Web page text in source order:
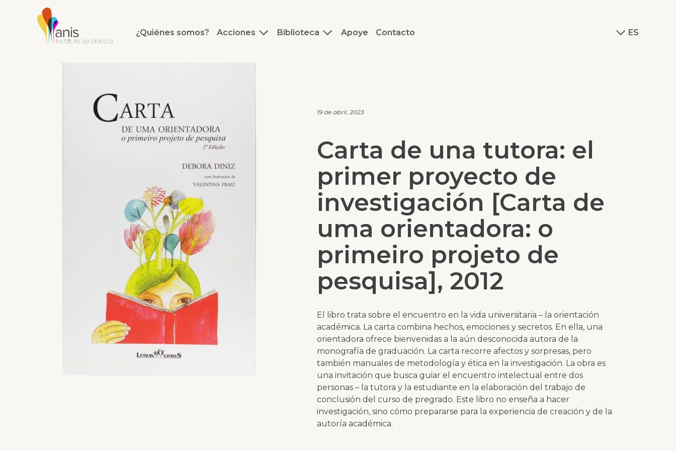
¿Quiénes somos? Acciones Biblioteca Apoye Contacto ES
19 de abril, 2023
Carta de una tutora: el
primer proyecto de
investigación [Carta de
uma orientadora: o
primeiro projeto de
pesquisa], 2012
El libro trata sobre el encuentro en la vida universitaria – la orientación
académica. La carta combina hechos, emociones y secretos. En ella, una
orientadora ofrece bienvenidas a la aún desconocida autora de la
monografía de graduación. La carta recorre afectos y sorpresas, pero
también manuales de metodología y ética en la investigación. La obra es
una invitación que busca guiar el encuentro intelectual entre dos
personas – la tutora y la estudiante en la elaboración del trabajo de
conclusión del curso de pregrado. Este libro no enseña a hacer
investigación, sino cómo prepararse para la experiencia de creación y de la
autoría académica.